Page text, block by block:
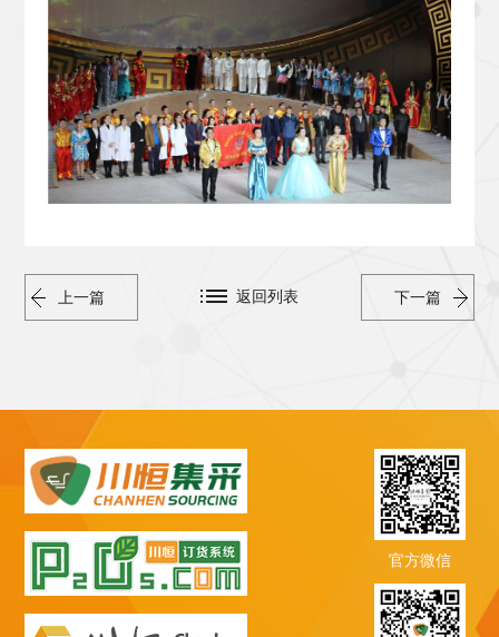
上一篇 下一篇
返回列表
官方微信